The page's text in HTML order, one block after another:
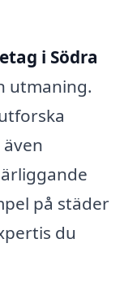
i Södra
utmaning.
på städer
du